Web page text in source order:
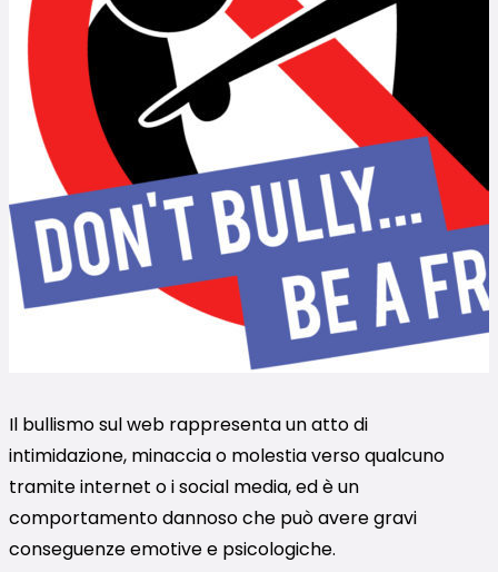
Il bullismo sul web rappresenta un atto di
intimidazione, minaccia o molestia verso qualcuno
tramite internet o i social media, ed è un
comportamento dannoso che può avere gravi
conseguenze emotive e psicologiche.